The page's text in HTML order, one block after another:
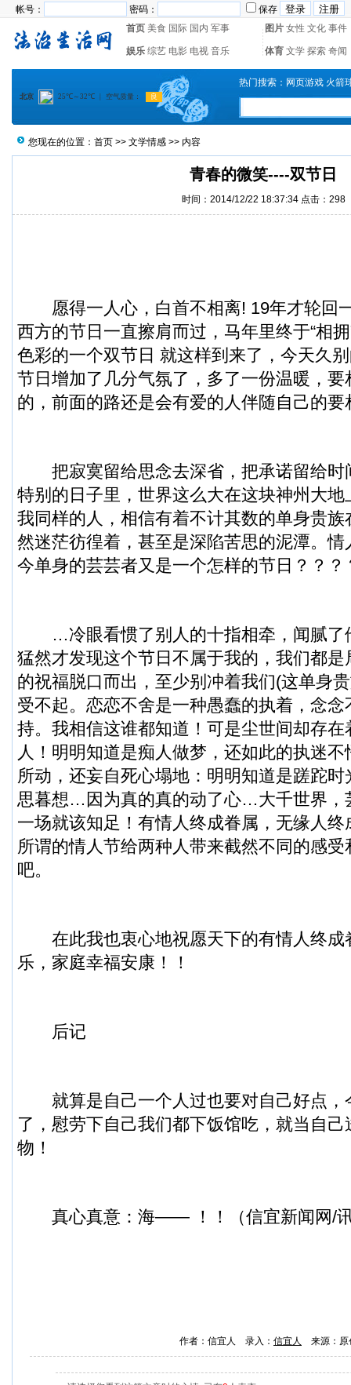
帐号： 密码：
保存
首页 美食 国际 国内 军事 图片 女性 文化 事件
娱乐 综艺 电影 电视 音乐 体育 文学 探索 奇闻
热门搜索： 网页游戏 火箭
您现在的位置： 首页 >> 文学情感 >> 内容
青春的微笑----双节日
时间：2014/12/22 18:37:34 点击： 298
愿得一人心，白首不相离! 19年才轮回
西方的节日一直擦肩而过，马年里终于“相
色彩的一个双节日 就这样到来了，今天久
节日增加了几分气氛了，多了一份温暖，
的，前面的路还是会有爱的人伴随自己的要
把寂寞留给思念去深省，把承诺留给时
特别的日子里，世界这么大在这块神州大
我同样的人，相信有着不计其数的单身贵
然迷茫彷徨着，甚至是深陷苦思的泥潭。
今单身的芸芸者又是一个怎样的节日？？？
…冷眼看惯了别人的十指相牵，闻腻了
猛然才发现这个节日不属于我的，我们都
的祝福脱口而出，至少别冲着我们(这单身
受不起。恋恋不舍是一种愚蠢的执着，念
持。我相信这谁都知道！可是尘世间却存
人！明明知道是痴人做梦，还如此的执迷
所动，还妄自死心塌地：明明知道是蹉跎
思暮想…因为真的真的动了心…大千世界，
一场就该知足！有情人终成眷属，无缘人
所谓的情人节给两种人带来截然不同的感
吧。
在此我也衷心地祝愿天下的有情人终成
乐，家庭幸福安康！！
后记
就算是自己一个人过也要对自己好点，
了，慰劳下自己我们都下饭馆吃，就当自
物！
真心真意：海—— ！！（信宜新闻 网/
作者：信宜人 录入： 信宜人 来源：